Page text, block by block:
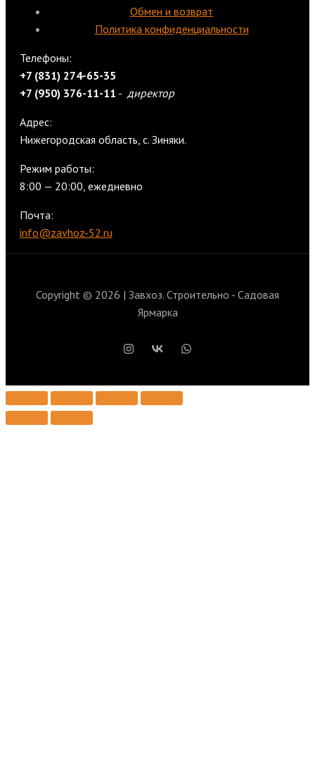
Обмен и возврат
Политика конфиденциальности
Телефоны:
+7 (831) 274-65-35
+7 (950) 376-11-11 - директор
Адрес:
Нижегородская область, с. Зиняки.
Режим работы:
8:00 — 20:00, ежедневно
Почта:
info@zavhoz-52.ru
Copyright © 2026 | Завхоз. Строительно - Садовая
Ярмарка